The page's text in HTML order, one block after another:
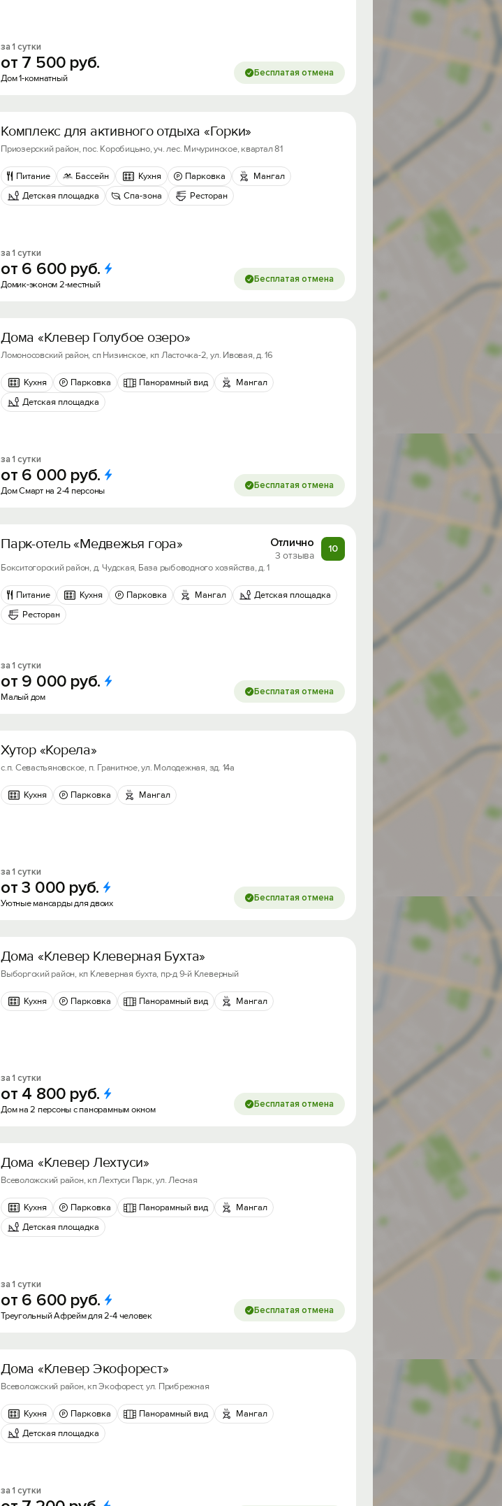
за 1 сутки
от 7 500 руб.
Дом 1-комнатный Бесплатая отмена
Комплекс для активного отдыха «Горки»
Приозерский район, пос. Коробицыно, уч. лес. Мичуринское, квартал 81
Питание Бассейн Кухня Парковка
Мангал
Детская площадка
Спа-зона Ресторан
за 1 сутки
от 6 600 руб.
Домик-эконом 2-местный Бесплатая отмена
Дома «Клевер Голубое озеро»
Ломоносовский район, сп Низинское, кп Ласточка-2, ул. Ивовая, д. 16
Кухня Парковка Панорамный вид
Мангал
Детская площадка
за 1 сутки
от 6 000 руб.
Дом Смарт на 2-4 персоны Бесплатая отмена
Парк-отель «Медвежья гора» Отлично
3 отзыва
10
Бокситогорский район, д. Чудская, База рыбоводного хозяйства, д. 1
Питание Кухня Парковка Мангал
Детская площадка
Ресторан
за 1 сутки
от 9 000 руб.
Малый дом Бесплатая отмена
Хутор «Корела»
с.п. Севастьяновское, п. Гранитное, ул. Молодежная, зд. 14а
Кухня Парковка Мангал
за 1 сутки
от3 000 руб.
Уютные мансарды для двоих Бесплатая отмена
Дома «Клевер Клеверная Бухта»
Выборгский район, кп Клеверная бухта, пр-д 9-й Клеверный
Кухня Парковка Панорамный вид Мангал
за 1 сутки
от 4 800 руб.
Дом на 2 персоны с панорамным окном Бесплатая отмена
Дома «Клевер Лехтуси»
Всеволожский район, кп Лехтуси Парк, ул. Лесная
Кухня Парковка Панорамный вид
Мангал
Детская площадка
за 1 сутки
от 6 600 руб.
Треугольный Афрейм для 2-4 человек Бесплатая отмена
Дома «Клевер Экофорест»
Всеволожский район, кп Экофорест, ул. Прибрежная
Кухня Парковка Панорамный вид
Мангал
Детская площадка
за 1 сутки